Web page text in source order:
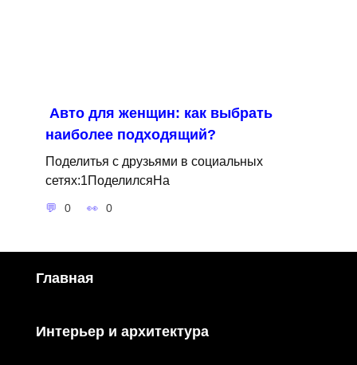
Авто для женщин: как выбрать
наиболее подходящий?
Поделитья с друзьями в социальных
сетях:1ПоделилсяНа
0 0
Главная
Интерьер и архитектура